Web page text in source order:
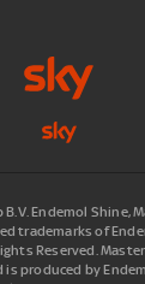
Endemol Shine,
trademarks of
Reserved.
produced by